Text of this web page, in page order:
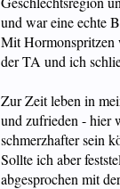
und war eine echte
Mit Hormonspritzen
der TA und ich
Zur Zeit leben in
und zufrieden - hier
schmerzhafter sein
Sollte ich aber
abgesprochen mit